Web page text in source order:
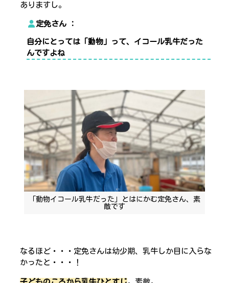
ありますし。
定免さん
自分にとっては「動物」って、イコール乳牛だった
んですよね
「動物イコール乳牛だった」とはにかむ定免さん、素
敵です
なるほど・・・定免さんは幼少期、乳牛しか目に入らな
かったと・・・！